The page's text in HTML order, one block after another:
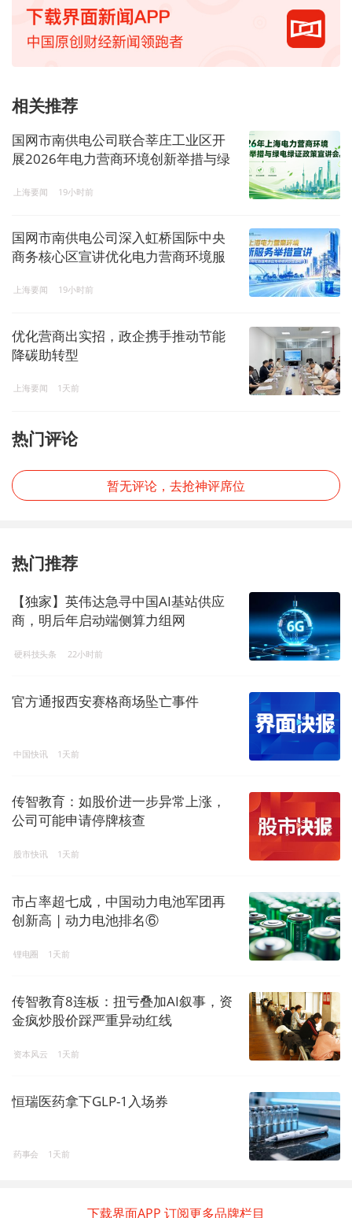
相关推荐
国网市南供电公司联合莘庄工业区开
展2026年电力营商环境创新举措与绿
上海要闻 19小时前
国网市南供电公司深入虹桥国际中央
商务核心区宣讲优化电力营商环境服
上海要闻 19小时前
优化营商出实招，政企携手推动节能
降碳助转型
上海要闻 1天前
热门评论
暂无评论，去抢神评席位
热门推荐
【独家】英伟达急寻中国AI基站供应
商，明后年启动端侧算力组网
硬科技头条 22小时前
官方通报西安赛格商场坠亡事件
中国快讯 1天前
传智教育：如股价进一步异常上涨，
公司可能申请停牌核查
股市快讯 1天前
市占率超七成，中国动力电池军团再
创新高 | 动力电池排名⑥
锂电圈 1天前
传智教育8连板：扭亏叠加AI叙事，资
金疯炒股价踩严重异动红线
资本风云 1天前
恒瑞医药拿下GLP-1入场券
药事会 1天前
下载界面APP 订阅更多品牌栏目